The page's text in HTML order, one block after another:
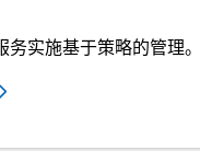
实施基于策略的管理。